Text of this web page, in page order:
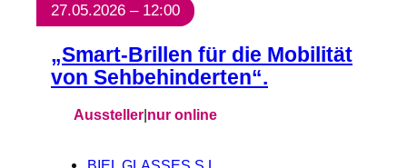
27.05.2026 – 12:00
„Smart-Brillen für die Mobilität
von Sehbehinderten“.
Aussteller|nur online